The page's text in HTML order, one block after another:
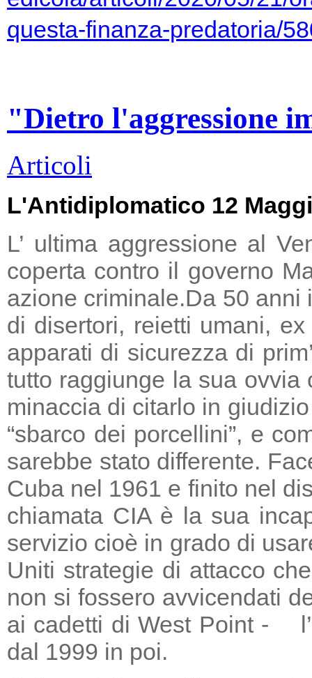
questa-finanza-predatoria/
"Dietro l'aggressione
Articoli
L'Antidiplomatico 12
L’ ultima aggressione al
coperta contro il governo
azione criminale.Da 50 anni
di disertori, reietti umani,
apparati di sicurezza di
tutto raggiunge la sua
minaccia di citarlo in
“sbarco dei porcellini”, e
sarebbe stato differente.
Cuba nel 1961 e finito nel
chiamata CIA è la sua
servizio cioè in grado di
Uniti strategie di attacco
non si fossero avvicendati
ai cadetti di West Point - l’
dal 1999 in poi.